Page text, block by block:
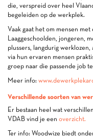
die, verspreid over heel
begeleiden op de werkplek.
Vaak gaat het om mensen
Laaggeschoolden, jongeren,
plussers, langdurig
via hun ervaren mensen
groep naar die passende job
Meer info:
Verschillende soorten van
Er bestaan heel wat
VDAB vind je een overzicht.
Ter info: Woodwize biedt